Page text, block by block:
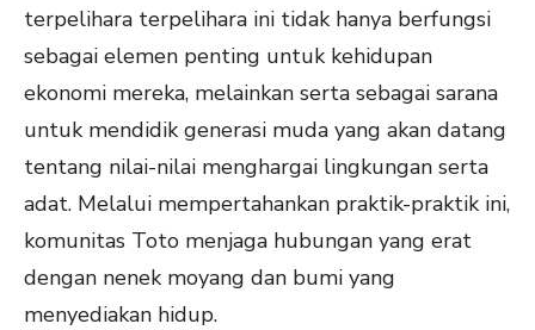
terpelihara terpelihara ini tidak hanya berfungsi
sebagai elemen penting untuk kehidupan
ekonomi mereka, melainkan serta sebagai sarana
untuk mendidik generasi muda yang akan datang
tentang nilai-nilai menghargai lingkungan serta
adat. Melalui mempertahankan praktik-praktik ini,
komunitas Toto menjaga hubungan yang erat
dengan nenek moyang dan bumi yang
menyediakan hidup.